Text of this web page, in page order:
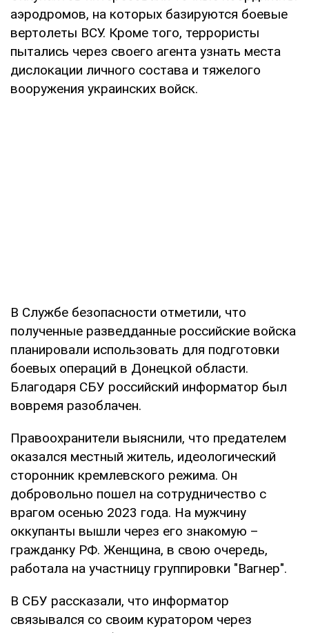
аэродромов, на которых базируются боевые
вертолеты ВСУ. Кроме того, террористы
пытались через своего агента узнать места
дислокации личного состава и тяжелого
вооружения украинских войск.
В Службе безопасности отметили, что
полученные разведданные российские войска
планировали использовать для подготовки
боевых операций в Донецкой области.
Благодаря СБУ российский информатор был
вовремя разоблачен.
Правоохранители выяснили, что предателем
оказался местный житель, идеологический
сторонник кремлевского режима. Он
добровольно пошел на сотрудничество с
врагом осенью 2023 года. На мужчину
оккупанты вышли через его знакомую –
гражданку РФ. Женщина, в свою очередь,
работала на участницу группировки "Вагнер".
В СБУ рассказали, что информатор
связывался со своим куратором через